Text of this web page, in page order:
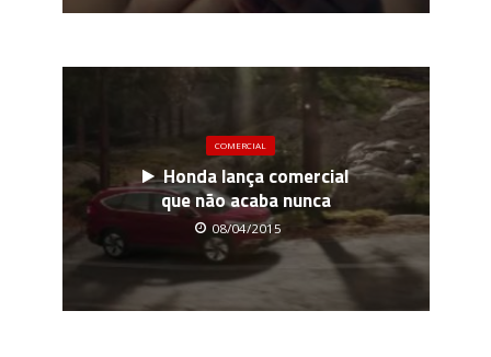
COMERCIAL
Honda lança comercial
que não acaba nunca
08/04/2015